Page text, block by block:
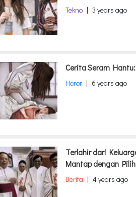
Tekno | 3 years ago
Cerita Seram
Horor | 6 years ago
Terlahir dari
Mantap dengan
Berita | 4 years ago